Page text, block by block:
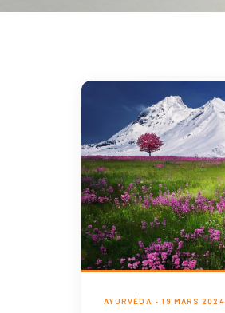
AYURVÉDA • 19 MARS 2024